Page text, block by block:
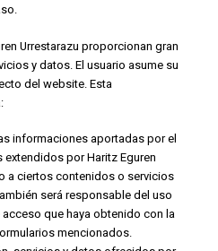
Urrestarazu proporcionan gran
y datos. El usuario asume su
del website. Esta
informaciones aportadas por el
por Haritz Eguren
a ciertos contenidos o servicios
será responsable del uso
que haya obtenido con la
mencionados.